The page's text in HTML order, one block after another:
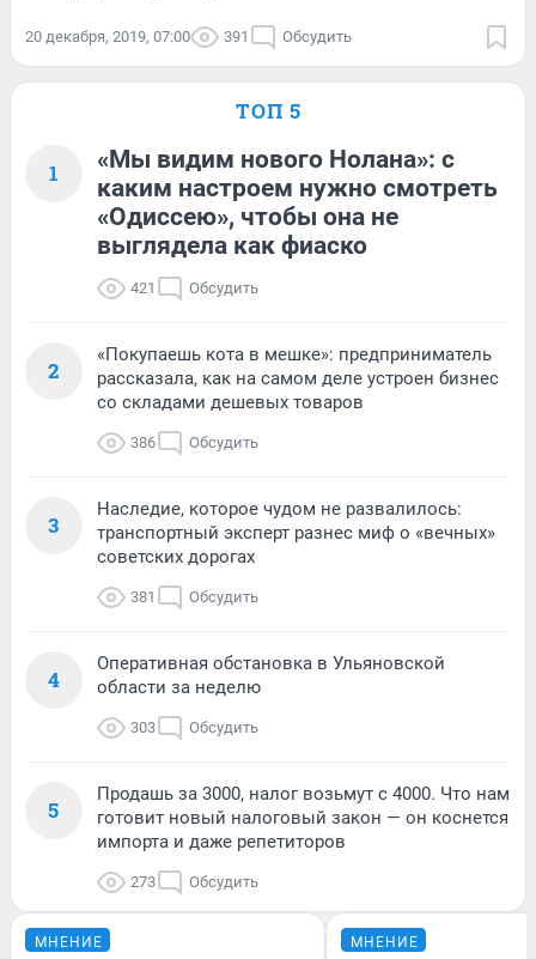
20 декабря, 2019, 07:00 391 Обсудить
ТОП 5
1
«Мы видим нового Нолана»: с
каким настроем нужно смотреть
«Одиссею», чтобы она не
выглядела как фиаско
421 Обсудить
2
«Покупаешь кота в мешке»: предприниматель
рассказала, как на самом деле устроен бизнес
со складами дешевых товаров
386 Обсудить
3
Наследие, которое чудом не развалилось:
транспортный эксперт разнес миф о «вечных»
советских дорогах
381 Обсудить
4
Оперативная обстановка в Ульяновской
области за неделю
303 Обсудить
5
Продашь за 3000, налог возьмут с 4000. Что нам
готовит новый налоговый закон — он коснется
импорта и даже репетиторов
273 Обсудить
МНЕНИЕ МНЕНИЕ